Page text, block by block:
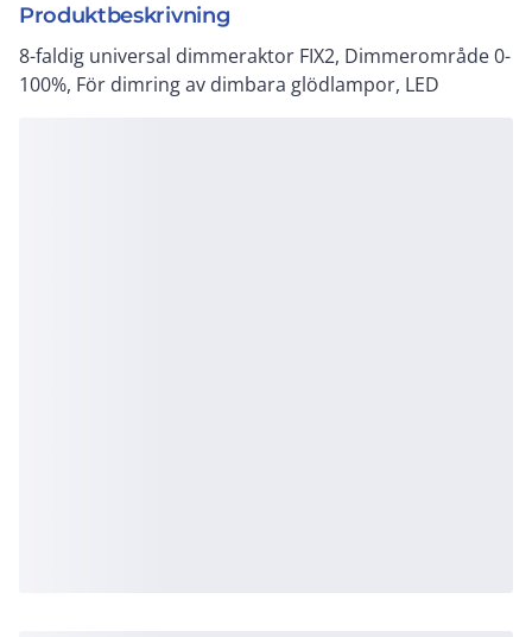
Produktbeskrivning
8-faldig universal dimmeraktor FIX2, Dimmerområde 0-
100%, För dimring av dimbara glödlampor, LED